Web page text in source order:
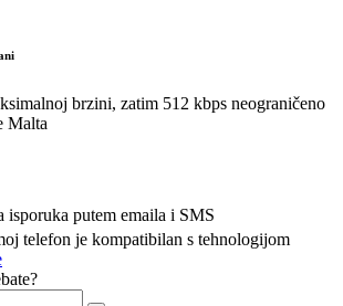
brzini, zatim 512 kbps neograničeno
Malta
isporuka putem emaila i SMS
telefon je kompatibilan s tehnologijom